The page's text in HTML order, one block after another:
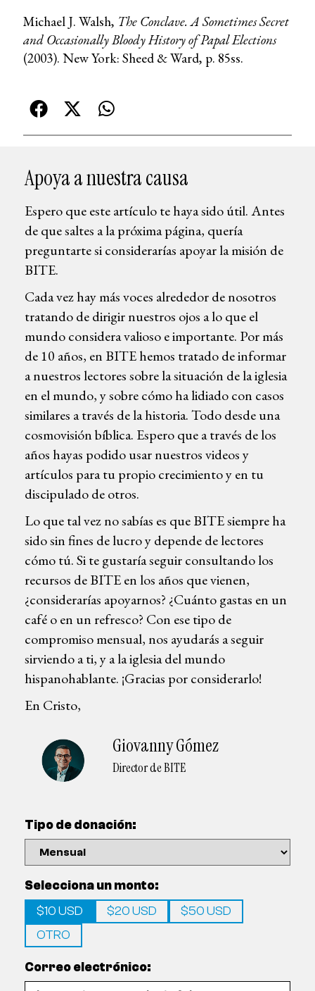
Michael J. Walsh, The Conclave. A Sometimes Secret
and Occasionally Bloody History of Papal Elections
(2003). New York: Sheed & Ward, p. 85ss.
Apoya a nuestra causa
Espero que este artículo te haya sido útil. Antes
de que saltes a la próxima página, quería
preguntarte si considerarías apoyar la misión de
BITE.
Cada vez hay más voces alrededor de nosotros
tratando de dirigir nuestros ojos a lo que el
mundo considera valioso e importante. Por más
de 10 años, en BITE hemos tratado de informar
a nuestros lectores sobre la situación de la iglesia
en el mundo, y sobre cómo ha lidiado con casos
similares a través de la historia. Todo desde una
cosmovisión bíblica. Espero que a través de los
años hayas podido usar nuestros videos y
artículos para tu propio crecimiento y en tu
discipulado de otros.
Lo que tal vez no sabías es que BITE siempre ha
sido sin fines de lucro y depende de lectores
cómo tú. Si te gustaría seguir consultando los
recursos de BITE en los años que vienen,
¿considerarías apoyarnos? ¿Cuánto gastas en un
café o en un refresco? Con ese tipo de
compromiso mensual, nos ayudarás a seguir
sirviendo a ti, y a la iglesia del mundo
hispanohablante. ¡Gracias por considerarlo!
En Cristo,
Giovanny Gómez
Director de BITE
Tipo de donación:
Selecciona un monto:
$10 USD
$20 USD
$50 USD
OTRO
Correo electrónico: